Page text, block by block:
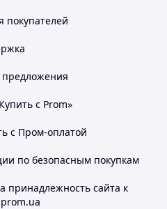
покупателей
с Prom»
с Пром-оплатой
по безопасным покупкам
принадлежность сайта к